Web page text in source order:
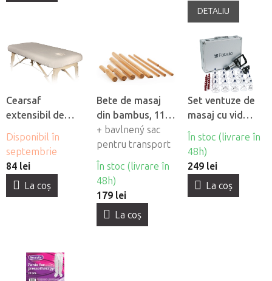
DETALIU
Cearsaf
extensibil de
flanel Fabulo cu
orificiu pentru
fată
Disponibil în
septembrie
84 lei
La coş
Bete de masaj
din bambus, 11
buc
+ bavlnený sac
pentru transport
În stoc (livrare în
48h)
179 lei
La coş
Set ventuze de
masaj cu vid
Fabulo Luxury 19
buc
În stoc (livrare în
48h)
249 lei
La coş